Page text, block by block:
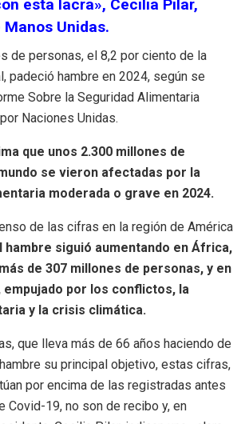
esta lacra», Cecilia Pilar,
Unidas.
de personas, el 8,2 por ciento de la
padeció hambre en 2024, según se
Sobre la Seguridad Alimentaria
Naciones Unidas.
que unos 2.300 millones de
se vieron afectadas por la
moderada o grave en 2024.
de las cifras en la región de América
hambre siguió aumentando en África,
de 307 millones de personas, y en
empujado por los conflictos, la
y la crisis climática.
que lleva más de 66 años haciendo de
su principal objetivo, estas cifras,
por encima de las registradas antes
Covid-19, no son de recibo y, en